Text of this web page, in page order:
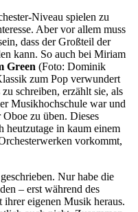
Niveau spielen zu
Aber vor allem muss
dass der Großteil der
kann. So auch bei Miriam
Green (Foto: Dominik
zum Pop verwundert
schreiben, erzählt sie, als
Musikhochschule war und
zu üben. Dieses
heutzutage in kaum einem
vorkommt,
Nur habe die
– erst während des
eigenen Musik heraus.